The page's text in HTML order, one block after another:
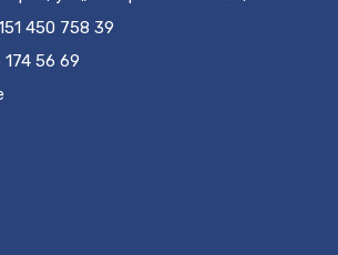
450 758 39
56 69